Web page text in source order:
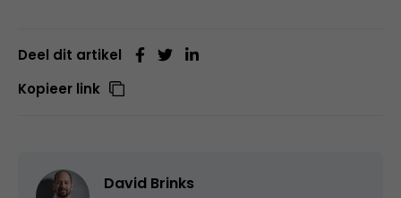
Deel dit artikel
Kopieer link
David Brinks